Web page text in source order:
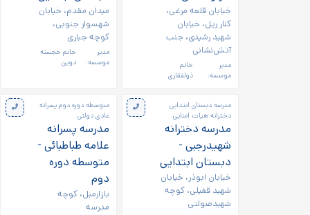
خیابان قلعه مرغی،
کنار ریل، خیابان
شهید رشیدی، جنب
آتش‌نشانی
مدیر
موسسه:
خانم
ذولفقاری
میدان مقدم، خیابان
شهسوار جنوبی،
کوچه جباری
مدیر
موسسه:
خانم خجسته
دوین
مدرسه دبستان ابتدایی
دخترانه هیات امنایی
مدرسه دخترانه
شهیدرجبی -
دبستان ابتدایی
خیابان ابوذر، خیابان
شهید قفیلی، کوچه
شهیدصولتی
متوسطه دوره دوم پسرانه
عادی دولتی
مدرسه پسرانه
علامه طباطبائی -
متوسطه دوره
دوم
بازارمبل، کوچه
مدرسه